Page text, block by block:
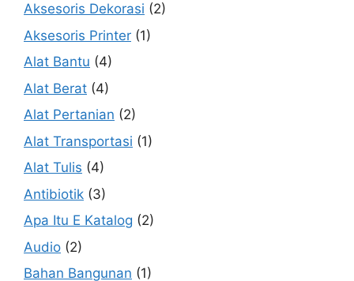
Aksesoris Dekorasi (2)
Aksesoris Printer (1)
Alat Bantu (4)
Alat Berat (4)
Alat Pertanian (2)
Alat Transportasi (1)
Alat Tulis (4)
Antibiotik (3)
Apa Itu E Katalog (2)
Audio (2)
Bahan Bangunan (1)